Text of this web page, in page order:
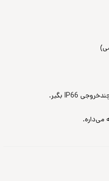
IP66 بگیر.
می‌داره.